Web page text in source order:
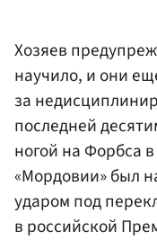
Хозяев
научило, и они
за
последней
ногой на Форбса
«Мордовии» был
ударом под
в российской